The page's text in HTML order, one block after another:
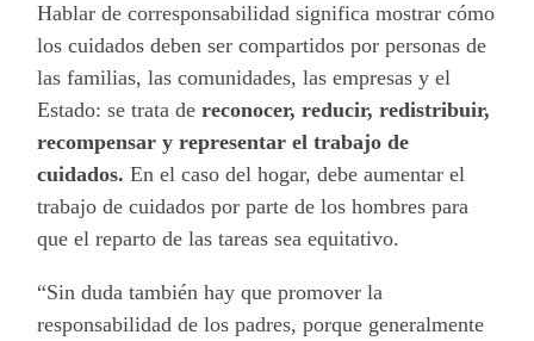
Hablar de corresponsabilidad significa mostrar cómo
los cuidados deben ser compartidos por personas de
las familias, las comunidades, las empresas y el
Estado: se trata dereconocer, reducir, redistribuir,
recompensar y representar el trabajo de
cuidados.En el caso del hogar, debe aumentar el
trabajo de cuidados por parte de los hombres para
que el reparto de las tareas sea equitativo.
“Sin duda también hay que promover la
responsabilidad de los padres, porque generalmente